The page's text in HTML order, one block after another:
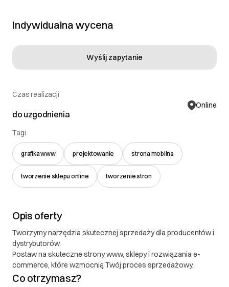
Indywidualna wycena
Czas realizacji
do uzgodnienia
Online
Tagi
grafika www projektowanie strona mobilna
tworzenie sklepu online tworzenie stron
Wyślij zapytanie
Opis oferty
Tworzymy narzędzia skutecznej sprzedaży dla producentów i
dystrybutorów.
Postaw na skuteczne strony www, sklepy i rozwiązania e-
commerce, które wzmocnią Twój proces sprzedażowy.
Co otrzymasz?